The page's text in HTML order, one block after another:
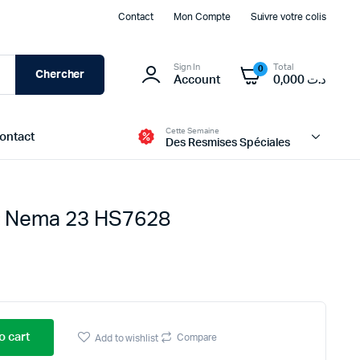
Contact Mon Compte Suivre votre colis
Chercher
Sign In
Account
0 Total
د.ت
Boites d’alimentation
Cette Semaine
Des Resmises Spéciales
23 HS7628
cart Add to wishlist Compare